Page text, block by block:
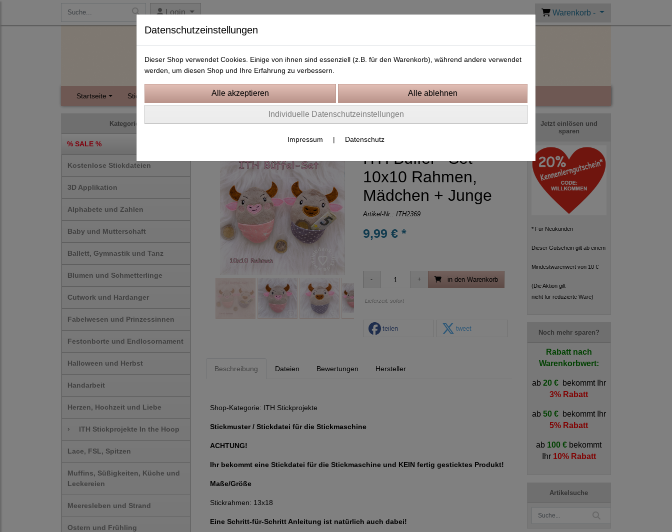
Login Warenkorb -
Startseite Stickdateien Instagram Kostenlose Stickdateien
Kategorien
% SALE %
Kostenlose Stickdateien
3D Applikation
Alphabete und Zahlen
Baby und Mutterschaft
Ballett, Gymnastik und Tanz
Blumen und Schmetterlinge
Cutwork und Hardanger
Fabelwesen und Prinzessinnen
Festonborte und Endlosornament
Halloween und Herbst
Handarbeit
Herzen, Hochzeit und Liebe
› ITH Stickprojekte In the Hoop
Lace, FSL, Spitzen
Muffins, Süßigkeiten, Küche und
Leckereien
Meeresleben und Strand
Ostern und Frühling
ITH Stickprojekte In the Hoop
ITH Büffel - Set
10x10 Rahmen,
Mädchen + Junge
Artikel-Nr.: ITH2369
9,99 € *
in den Warenkorb
Lieferzeit: sofort
teilen tweet
Beschreibung Dateien Bewertungen Hersteller
Shop-Kategorie: ITH Stickprojekte
Stickmuster / Stickdatei für die Stickmaschine
ACHTUNG!
Ihr bekommt eine Stickdatei für die Stickmaschine und KEIN fertig gesticktes Produkt!
Maße/Größe
Stickrahmen: 13x18
Eine Schritt-für-Schritt Anleitung ist natürlich auch dabei!
Jetzt einlösen und
sparen
* Für Neukunden
Dieser Gutschein gilt ab einem
Mindestwarenwert von 10 €
(Die Aktion gilt
nicht für reduzierte Ware)
Noch mehr sparen?
Rabatt nach
Warenkorbwert:
ab20 € bekommt Ihr
3% Rabatt
ab50 € bekommt Ihr
5% Rabatt
ab 100 € bekommt
Ihr 10% Rabatt
Artikelsuche
Datenschutzeinstellungen
Dieser Shop verwendet Cookies. Einige von ihnen sind essenziell (z.B. für den Warenkorb), während andere verwendet
werden, um diesen Shop und Ihre Erfahrung zu verbessern.
Individuelle Datenschutzeinstellungen
Impressum | Datenschutz